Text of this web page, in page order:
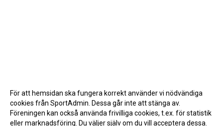
För att hemsidan ska fungera korrekt använder vi nödvändiga
cookies från SportAdmin. Dessa går inte att stänga av.
Föreningen kan också använda frivilliga cookies, t.ex. för statistik
eller marknadsföring. Du väljer själv om du vill acceptera dessa.